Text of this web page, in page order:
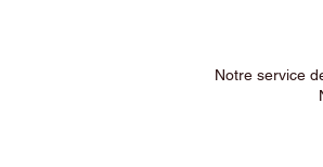
Notre service